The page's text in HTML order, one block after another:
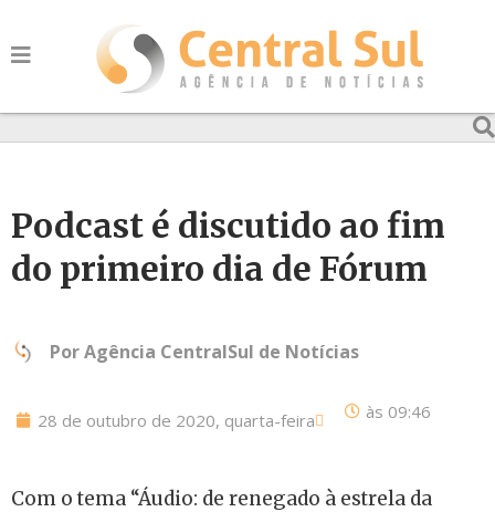
Podcast é discutido ao fim
do primeiro dia de Fórum
PorAgência CentralSul de Notícias
28 de outubro de 2020, quarta-feira às 09:46
Com o tema “Áudio: de renegado à estrela da